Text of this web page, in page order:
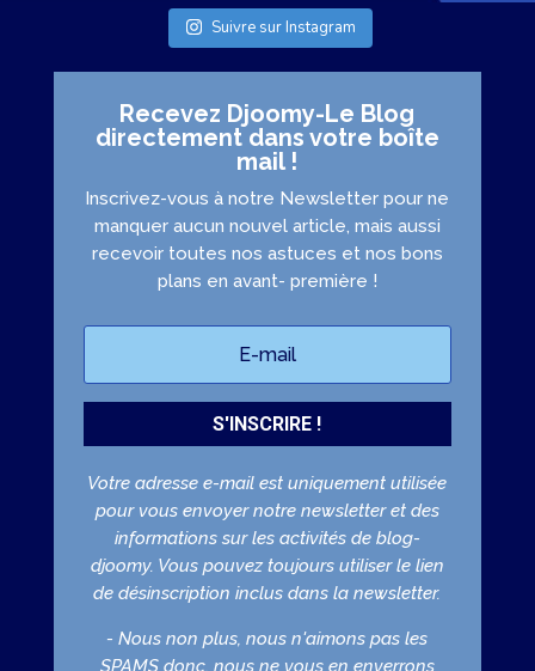
Suivre sur Instagram
Recevez Djoomy-Le Blog
directement dans votre boîte
mail !
Inscrivez-vous à notre Newsletter pour ne
manquer aucun nouvel article, mais aussi
recevoir toutes nos astuces et nos bons
plans en avant- première !
S'INSCRIRE !
Votre adresse e-mail est uniquement utilisée
pour vous envoyer notre newsletter et des
informations sur les activités de blog-
djoomy. Vous pouvez toujours utiliser le lien
de désinscription inclus dans la newsletter.
- Nous non plus, nous n'aimons pas les
SPAMS donc, nous ne vous en enverrons